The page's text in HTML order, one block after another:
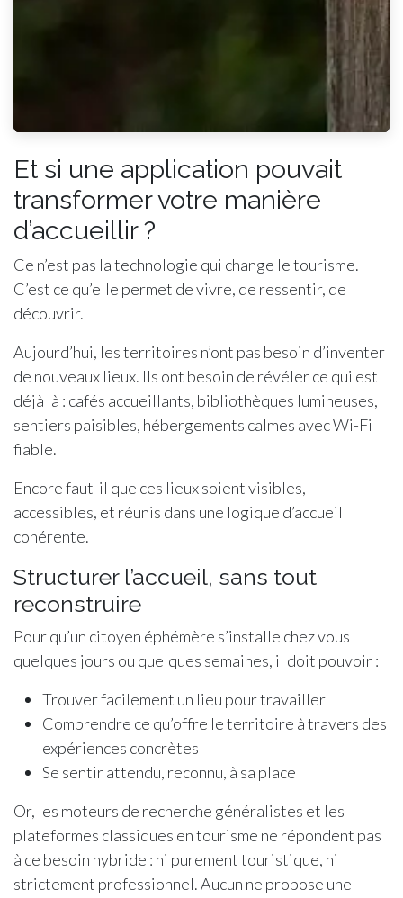
Et si une application pouvait
transformer votre manière
d’accueillir ?
Ce n’est pas la technologie qui change le tourisme.
C’est ce qu’elle permet de vivre, de ressentir, de
découvrir.
Aujourd’hui, les territoires n’ont pas besoin d’inventer
de nouveaux lieux. Ils ont besoin de révéler ce qui est
déjà là : cafés accueillants, bibliothèques lumineuses,
sentiers paisibles, hébergements calmes avec Wi-Fi
fiable.
Encore faut-il que ces lieux soient visibles,
accessibles, et réunis dans une logique d’accueil
cohérente.
Structurer l’accueil, sans tout
reconstruire
Pour qu’un citoyen éphémère s’installe chez vous
quelques jours ou quelques semaines, il doit pouvoir :
Trouver facilement un lieu pour travailler
Comprendre ce qu’offre le territoire à travers des
expériences concrètes
Se sentir attendu, reconnu, à sa place
Or, les moteurs de recherche généralistes et les
plateformes classiques en tourisme ne répondent pas
à ce besoin hybride : ni purement touristique, ni
strictement professionnel. Aucun ne propose une